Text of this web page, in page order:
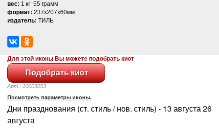
вес: 1 кг 55 грамм
формат: 237x207x60мм
издатель: ТИЛЬ
Для этой иконы Вы можете подобрать киот
Арт.: 10003053
Посмотреть параметры иконы.
Дни празднования (ст. стиль / нов. стиль) - 13 августа 26
августа